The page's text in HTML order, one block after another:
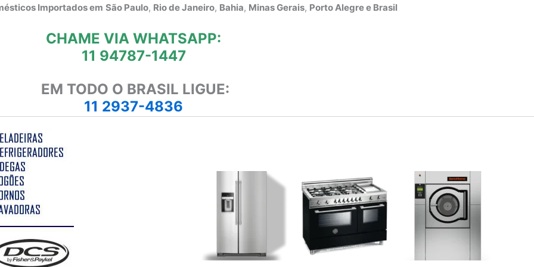
Importados em São Paulo, Rio de Janeiro, Bahia, Minas Gerais, Porto Alegre e Brasil
CHAME VIA WHATSAPP:
11 94787-1447
EM TODO O BRASIL LIGUE:
11 2937-4836